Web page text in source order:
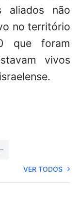
aliados não
no território
que foram
vivos
VER TODOS